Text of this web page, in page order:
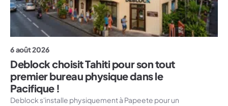
6 août 2026
Deblock choisit Tahiti pour son tout
premier bureau physique dans le
Pacifique !
Deblock s'installe physiquement à Papeete pour un